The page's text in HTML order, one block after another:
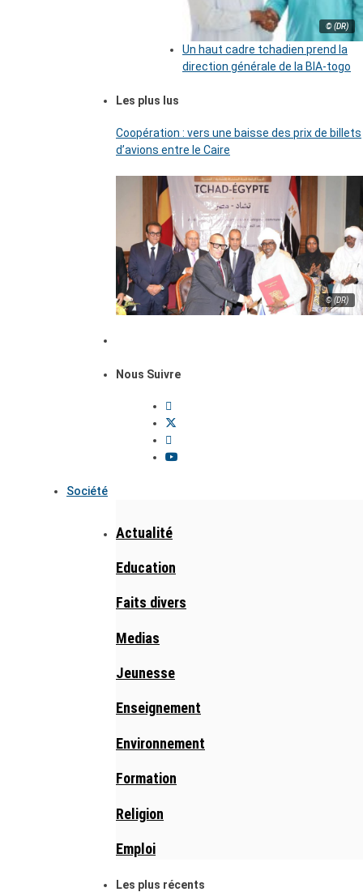
© (DR)
Un haut cadre tchadien prend la
direction générale de la BIA-togo
Les plus lus
Coopération : vers une baisse des prix de billets
d’avions entre le Caire
© (DR)
Nous Suivre
Société
Actualité
Education
Faits divers
Medias
Jeunesse
Enseignement
Environnement
Formation
Religion
Emploi
Les plus récents